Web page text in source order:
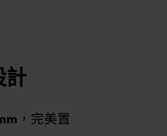
計
，完美置